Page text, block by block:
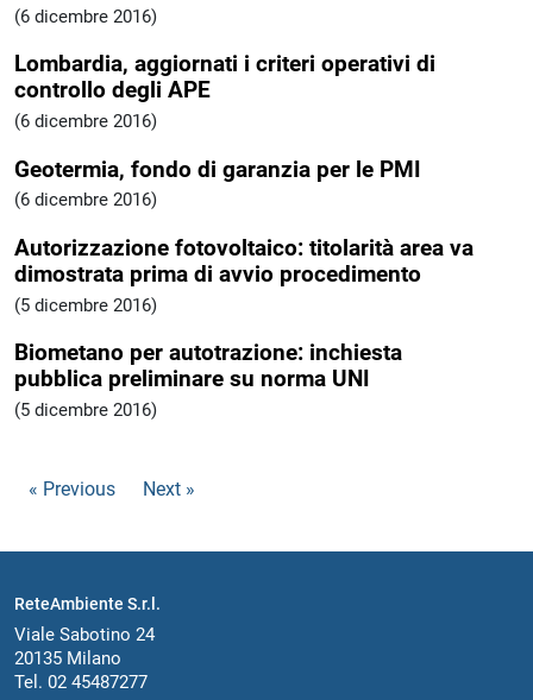
(6 dicembre 2016)
Lombardia, aggiornati i criteri operativi di
controllo degli APE
(6 dicembre 2016)
Geotermia, fondo di garanzia per le PMI
(6 dicembre 2016)
Autorizzazione fotovoltaico: titolarità area va
dimostrata prima di avvio procedimento
(5 dicembre 2016)
Biometano per autotrazione: inchiesta
pubblica preliminare su norma UNI
(5 dicembre 2016)
« Previous Next »
ReteAmbiente S.r.l.
Viale Sabotino 24
20135 Milano
Tel. 02 45487277